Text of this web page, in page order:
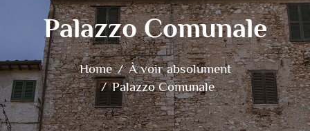
Palazzo Comunale
Home
À voir absolument
Palazzo Comunale